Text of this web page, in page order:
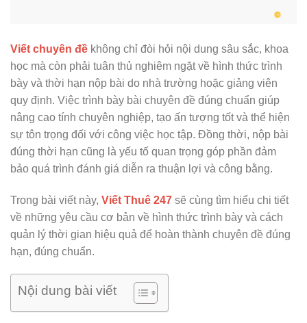
Viết chuyên đề không chỉ đòi hỏi nội dung sâu sắc, khoa
học mà còn phải tuân thủ nghiêm ngặt về hình thức trình
bày và thời hạn nộp bài do nhà trường hoặc giảng viên
quy định. Việc trình bày bài chuyên đề đúng chuẩn giúp
nâng cao tính chuyên nghiệp, tạo ấn tượng tốt và thể hiện
sự tôn trọng đối với công việc học tập. Đồng thời, nộp bài
đúng thời hạn cũng là yếu tố quan trọng góp phần đảm
bảo quá trình đánh giá diễn ra thuận lợi và công bằng.
Trong bài viết này, Viết Thuê 247 sẽ cùng tìm hiểu chi tiết
về những yêu cầu cơ bản về hình thức trình bày và cách
quản lý thời gian hiệu quả để hoàn thành chuyên đề đúng
hạn, đúng chuẩn.
Nội dung bài viết